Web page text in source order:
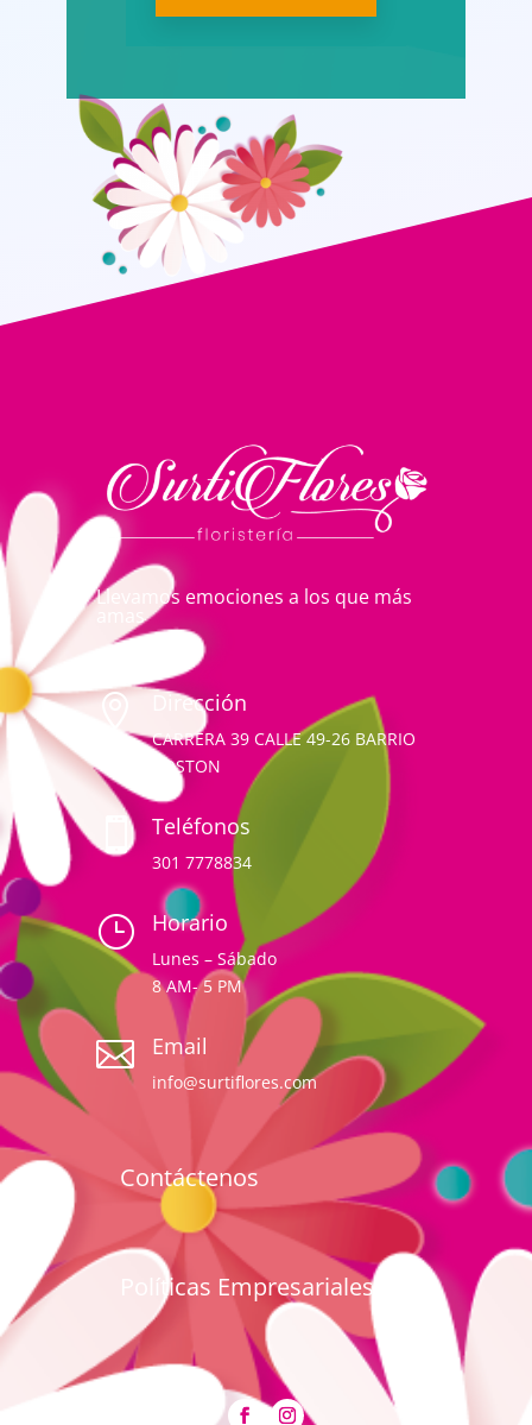
Llevamos emociones a los que más
amas
 Dirección
CARRERA 39 CALLE 49-26 BARRIO
BOSTON
 Teléfonos
301 7778834
} Horario
Lunes – Sábado
8 AM- 5 PM
 Email
info@surtiflores.com
Contáctenos
Políticas Empresariales